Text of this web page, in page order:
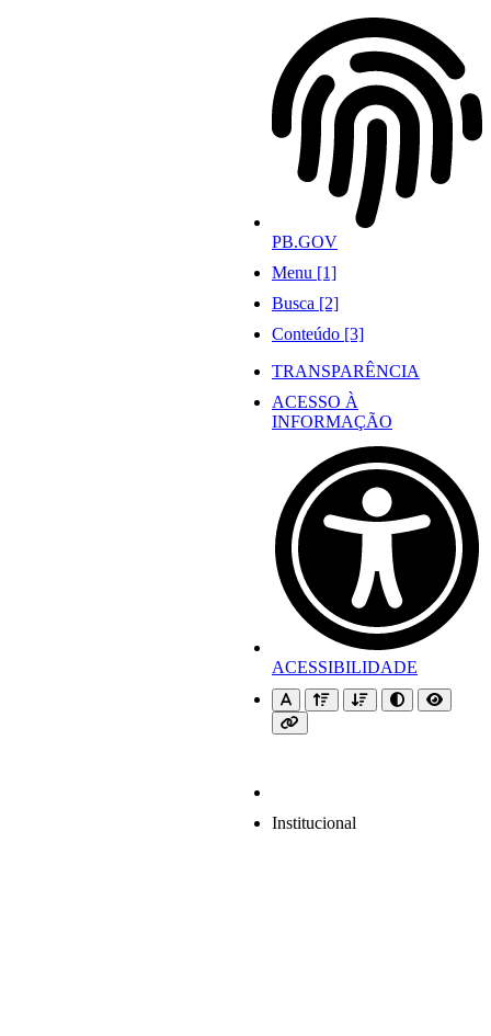
PB.GOV
Menu [1]
Busca [2]
Conteúdo [3]
TRANSPARÊNCIA
ACESSO À
INFORMAÇÃO
ACESSIBILIDADE
Institucional